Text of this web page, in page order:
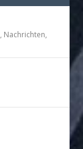
, Nachrichten,